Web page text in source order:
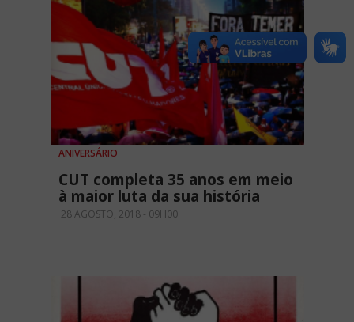
ANIVERSÁRIO
CUT completa 35 anos em meio
à maior luta da sua história
28 AGOSTO, 2018 - 09H00